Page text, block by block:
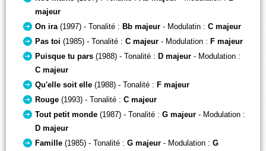
majeur
On ira(1997) - Tonalité : Bb majeur - Modulatin :C majeur
Pas toi (1985) - Tonalité :C majeur - Modulation : F majeur
Puisque tu pars (1988) - Tonalité : D majeur - Modulation :
C majeur
Qu'elle soit elle (1988) - Tonalité : F majeur
Rouge (1993) - Tonalité :C majeur
Tout petit monde (1987) - Tonalité :G majeur - Modulation :
D majeur
Famille (1985) - Tonalité :G majeur - Modulation :G